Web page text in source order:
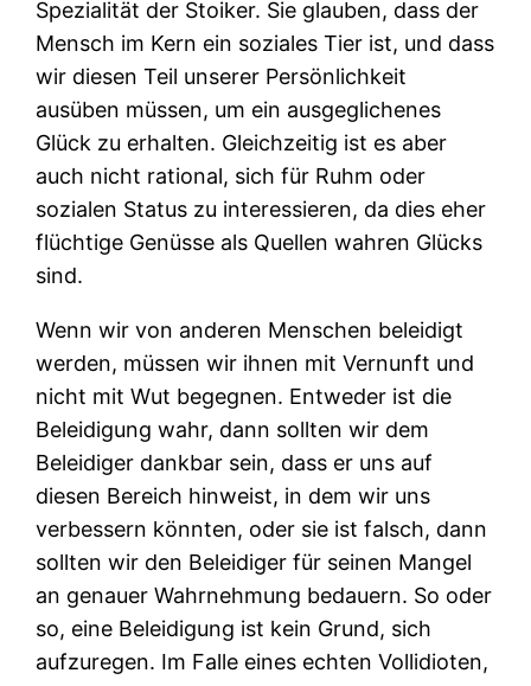
Spezialität der Stoiker. Sie glauben, dass der
Mensch im Kern ein soziales Tier ist, und dass
wir diesen Teil unserer Persönlichkeit
ausüben müssen, um ein ausgeglichenes
Glück zu erhalten. Gleichzeitig ist es aber
auch nicht rational, sich für Ruhm oder
sozialen Status zu interessieren, da dies eher
flüchtige Genüsse als Quellen wahren Glücks
sind.
Wenn wir von anderen Menschen beleidigt
werden, müssen wir ihnen mit Vernunft und
nicht mit Wut begegnen. Entweder ist die
Beleidigung wahr, dann sollten wir dem
Beleidiger dankbar sein, dass er uns auf
diesen Bereich hinweist, in dem wir uns
verbessern könnten, oder sie ist falsch, dann
sollten wir den Beleidiger für seinen Mangel
an genauer Wahrnehmung bedauern. So oder
so, eine Beleidigung ist kein Grund, sich
aufzuregen. Im Falle eines echten Vollidioten,